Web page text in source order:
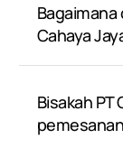
Cahaya
Bisakah PT